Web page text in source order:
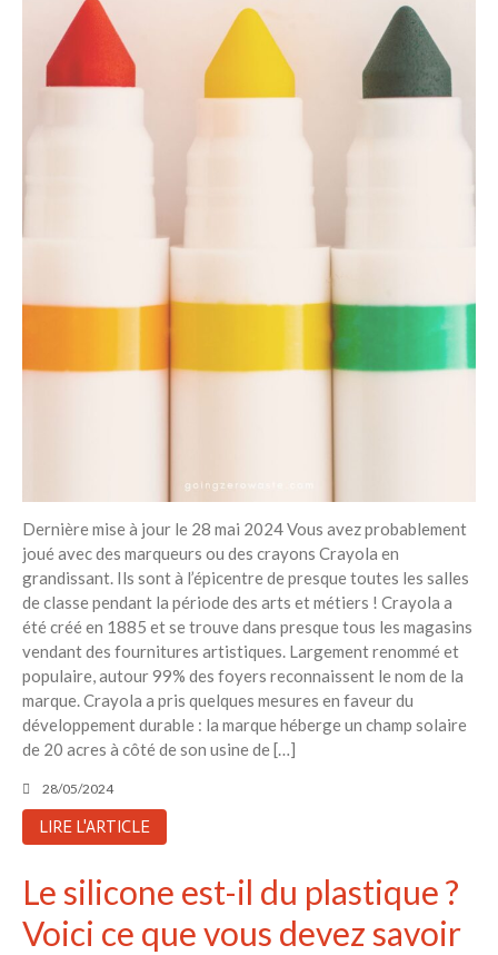
Dernière mise à jour le 28 mai 2024 Vous avez probablement
joué avec des marqueurs ou des crayons Crayola en
grandissant. Ils sont à l’épicentre de presque toutes les salles
de classe pendant la période des arts et métiers ! Crayola a
été créé en 1885 et se trouve dans presque tous les magasins
vendant des fournitures artistiques. Largement renommé et
populaire, autour 99% des foyers reconnaissent le nom de la
marque. Crayola a pris quelques mesures en faveur du
développement durable : la marque héberge un champ solaire
de 20 acres à côté de son usine de […]
28/05/2024
LIRE L'ARTICLE
Le silicone est-il du plastique ?
Voici ce que vous devez savoir